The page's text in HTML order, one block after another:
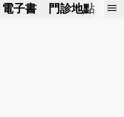
電子書 門診地點 預
menu